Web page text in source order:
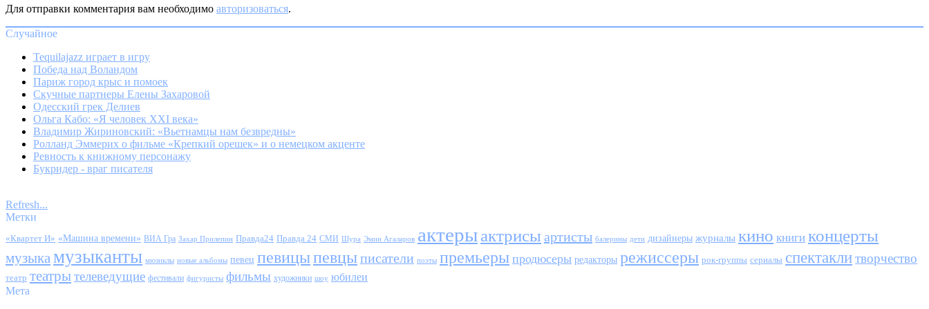
Для отправки комментария вам необходимо авторизоваться.
Случайное
Tequilajazz играет в игру
Победа над Воландом
Париж город крыс и помоек
Скучные партнеры Елены Захаровой
Одесский грек Делиев
Ольга Кабо: «Я человек XXI века»
Владимир Жириновский: «Вьетнамцы нам безвредны»
Ролланд Эммерих о фильме «Крепкий орешек» и о немецком акценте
Ревность к книжному персонажу
Букридер - враг писателя
Refresh...
Метки
«Квартет И» «Машина времени» ВИА Гра Захар Прилепин Правда24 Правда 24 СМИ Шура Эмин Агаларов актерыактрисы артисты балерины дети дизайнеры журналы кино книги концерты
музыкамузыканты мюзиклы новые альбомы певец певицыпевцыписатели поэты премьеры продюсеры редакторы режиссеры рок-группы сериалы спектаклитворчество
театр театрытелеведущие фестивали фигуристы фильмы художники шоу юбилеи
Мета